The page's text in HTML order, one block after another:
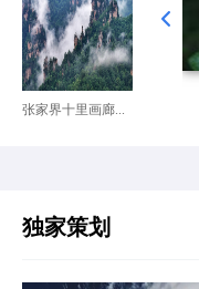
张家界十里画廊...
独家策划